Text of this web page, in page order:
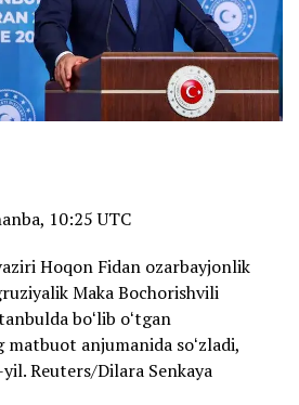
10:25 UTC
Hoqon Fidan ozarbayjonlik
Maka Bochorishvili
boʻlib oʻtgan
matbuot anjumanida soʻzladi,
Reuters/Dilara Senkaya